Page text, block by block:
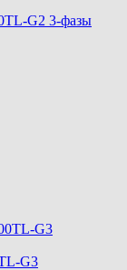
G2 3-фазы
G3